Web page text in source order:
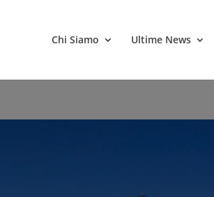
Chi Siamo Ultime News